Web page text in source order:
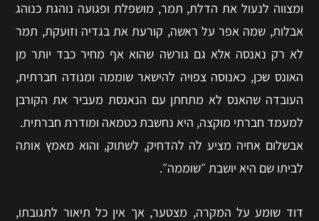
ומצווה לנעול את הדלת, תמר, מושפלת ופגועה נוהגת כנוהג
אבלות, שמה אפר על ראשה, קורעת את בגדיה וזועקת, תמר
לא רק נאנסה אלא גם גורשה שהוא אף מחיר כבד יותר מן
האונס שכן, כאנוסה צפויה להישאר שוממה ומנודה חברתית,
העובדה שהאנס לא מתחתן עם הנאנסת מעביר את הקורבן
למעמד חברתי מוקצה, היא נחשבת כטמאה ומודרת חברתית.
אבשלום אחיה מציע לה להדחיק, לשתוק, והוא מאמץ אותה
לביתו שם היא יושבת ״שוממה״.
דוד שומע על המקרה, מצטער, אך אין כל תיאור לתגובתו,